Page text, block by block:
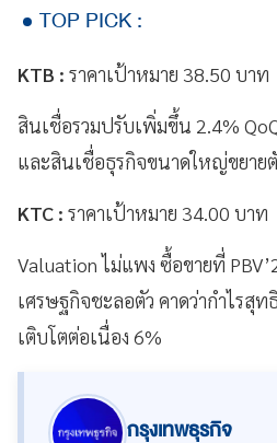
TOP PICK :
KTB : ราคาเป้าหมาย 38.50 บาท
สินเชื่อรวมปรับเพิ่มขึ้น 2.4%
และสินเชื่อธุรกิจขนาดใหญ่ขยาย
KTC : ราคาเป้าหมาย 34.00 บาท
Valuation ไม่แพง ซื้อขายที่
เศรษฐกิจชะลอตัว คาดว่ากำไรสุท
เติบโตต่อเนื่อง 6%
กรุงเทพธุรกิจ